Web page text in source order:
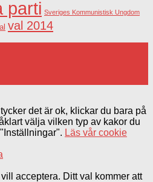
parti Sveriges Kommunistisk Ungdom
val 2014
det är ok, klickar du bara på
välja vilken typ av kakor du
Läs vår cookie
acceptera. Ditt val kommer att